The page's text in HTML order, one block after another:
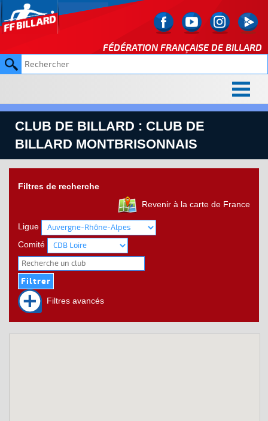
FÉDÉRATION FRANÇAISE DE BILLARD
CLUB DE BILLARD : CLUB DE
BILLARD MONTBRISONNAIS
Filtres de recherche
Revenir à la carte de France
Ligue
Comité
Filtres avancés